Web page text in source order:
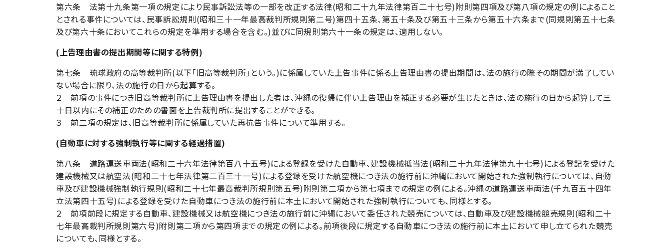
第六条 法第十九条第一項の規定により民事訴訟法等の一部を改正する法律(昭和二十九年法律第百二十七号)附則第四項及び第八項の規定の例によること
とされる事件については、民事訴訟規則(昭和三十一年最高裁判所規則第二号)第四十五条、第五十条及び第五十三条から第五十六条まで(同規則第五十七条
及び第六十条においてこれらの規定を準用する場合を含む。)並びに同規則第六十一条の規定は、適用しない。
(上告理由書の提出期間等に関する特例)
第七条 琉球政府の高等裁判所(以下「旧高等裁判所」という。)に係属していた上告事件に係る上告理由書の提出期間は、法の施行の際その期間が満了してい
ない場合に限り、法の施行の日から起算する。
２ 前項の事件につき旧高等裁判所に上告理由書を提出した者は、沖縄の復帰に伴い上告理由を補正する必要が生じたときは、法の施行の日から起算して三
十日以内にその補正のための書面を上告裁判所に提出することができる。
３ 前二項の規定は、旧高等裁判所に係属していた再抗告事件について準用する。
(自動車に対する強制執行等に関する経過措置)
第八条 道路運送車両法(昭和二十六年法律第百八十五号)による登録を受けた自動車、建設機械抵当法(昭和二十九年法律第九十七号)による登記を受けた
建設機械又は航空法(昭和二十七年法律第二百三十一号)による登録を受けた航空機につき法の施行前に沖縄において開始された強制執行については、自動
車及び建設機械強制執行規則(昭和二十七年最高裁判所規則第五号)附則第二項から第七項までの規定の例による。沖縄の道路運送車両法(千九百五十四年
立法第四十五号)による登録を受けた自動車につき法の施行前に本土において開始された強制執行についても、同様とする。
２ 前項前段に規定する自動車、建設機械又は航空機につき法の施行前に沖縄において委任された競売については、自動車及び建設機械競売規則(昭和二十
七年最高裁判所規則第六号)附則第二項から第四項までの規定の例による。前項後段に規定する自動車につき法の施行前に本土において申し立てられた競売
についても、同様とする。